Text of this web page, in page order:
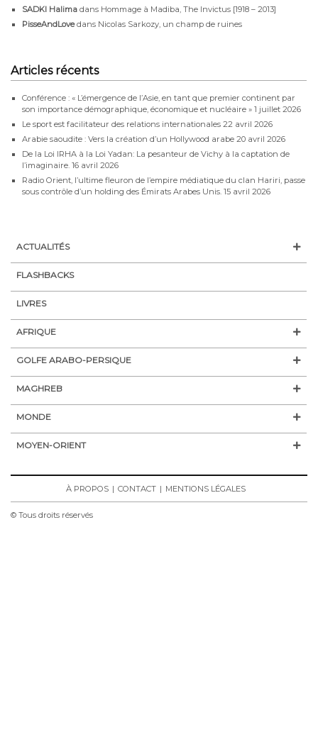
SADKI Halima dans Hommage à Madiba, The Invictus [1918 – 2013]
PisseAndLovedans Nicolas Sarkozy, un champ de ruines
Articles récents
Conférence : « L’émergence de l’Asie, en tant que premier continent par
son importance démographique, économique et nucléaire » 1 juillet 2026
Le sport est facilitateur des relations internationales 22 avril 2026
Arabie saoudite : Vers la création d’un Hollywood arabe 20 avril 2026
De la Loi IRHA à la Loi Yadan: La pesanteur de Vichy à la captation de
l’imaginaire. 16 avril 2026
Radio Orient, l’ultime fleuron de l’empire médiatique du clan Hariri, passe
sous contrôle d’un holding des Émirats Arabes Unis. 15 avril 2026
ACTUALITÉS
FLASHBACKS
LIVRES
AFRIQUE
GOLFE ARABO-PERSIQUE
MAGHREB
MONDE
MOYEN-ORIENT
À PROPOS CONTACT MENTIONS LÉGALES
© Tous droits réservés